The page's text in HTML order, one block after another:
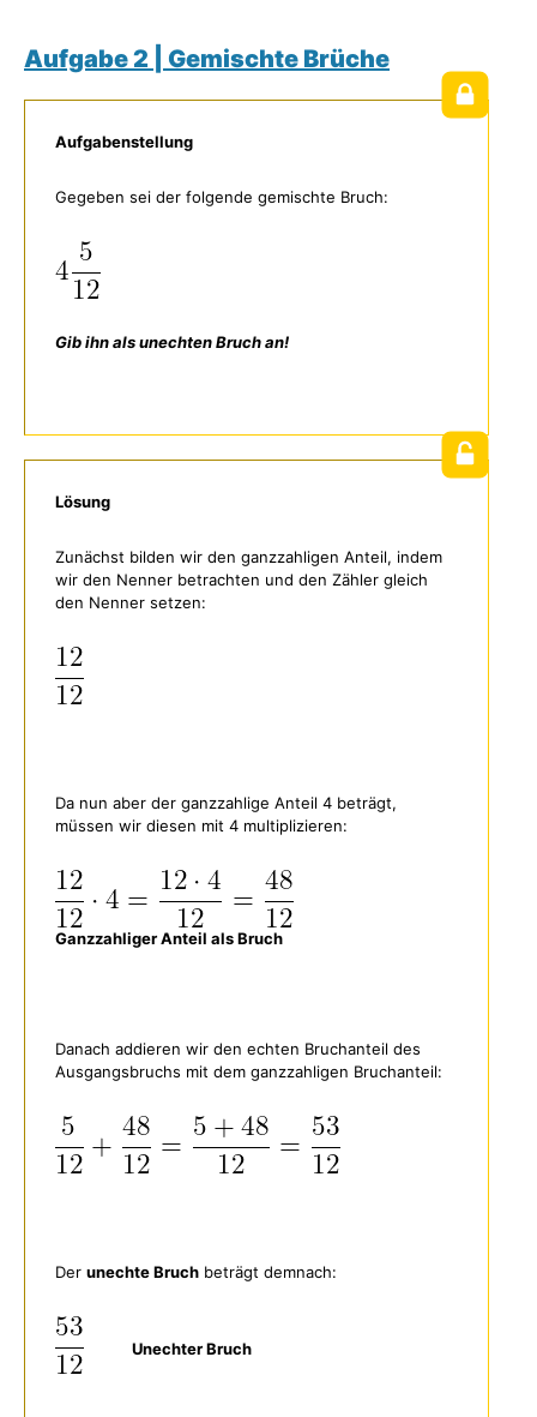
Aufgabe 2 | Gemischte Brüche
Aufgabenstellung
Gegeben sei der folgende gemischte Bruch:
Gib ihn als unechten Bruch an!
Lösung
Zunächst bilden wir den ganzzahligen Anteil, indem
wir den Nenner betrachten und den Zähler gleich
den Nenner setzen:
Da nun aber der ganzzahlige Anteil 4 beträgt,
müssen wir diesen mit 4 multiplizieren:
Ganzzahliger Anteil als Bruch
Danach addieren wir den echten Bruchanteil des
Ausgangsbruchs mit dem ganzzahligen Bruchanteil:
Der unechte Bruch beträgt demnach:
Unechter Bruch